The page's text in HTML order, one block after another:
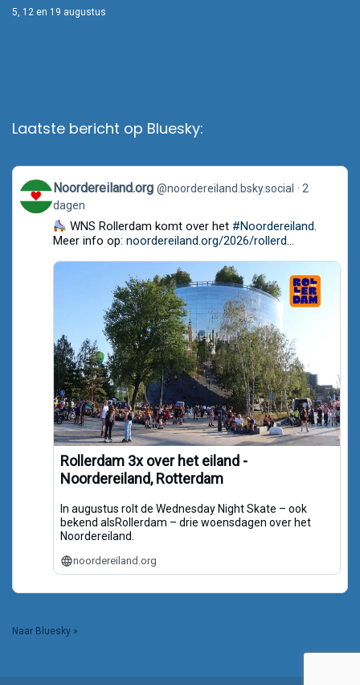
5, 12 en 19 augustus
Laatste bericht op Bluesky:
View
post
by
Noordereiland.org
Bluesky
Noordereiland.org @noordereiland.bsky.social
2
dagen
WNS Rollerdam komt over het #Noordereiland.
Meer info op: noordereiland.org/2026/rollerd...
Rollerdam 3x over het eiland -
Noordereiland, Rotterdam
In augustus rolt de Wednesday Night Skate – ook
bekend alsRollerdam – drie woensdagen over het
Noordereiland.
noordereiland.org
Naar Bluesky »